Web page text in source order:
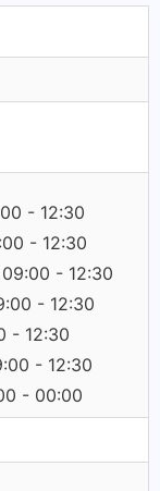
- 12:30
- 12:30
- 12:30
- 12:30
- 12:30
- 12:30
- 00:00